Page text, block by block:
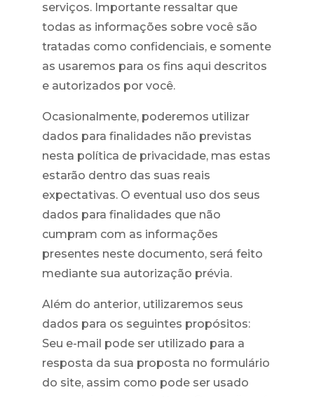
serviços. Importante ressaltar que
todas as informações sobre você são
tratadas como confidenciais, e somente
as usaremos para os fins aqui descritos
e autorizados por você.
Ocasionalmente, poderemos utilizar
dados para finalidades não previstas
nesta política de privacidade, mas estas
estarão dentro das suas reais
expectativas. O eventual uso dos seus
dados para finalidades que não
cumpram com as informações
presentes neste documento, será feito
mediante sua autorização prévia.
Além do anterior, utilizaremos seus
dados para os seguintes propósitos:
Seu e-mail pode ser utilizado para a
resposta da sua proposta no formulário
do site, assim como pode ser usado